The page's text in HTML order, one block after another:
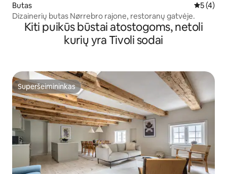
Butas Vidutinis
5 (4)
Dizainerių butas Nørrebro rajone, restoranų gatvėje.
Kiti puikūs būstai atostogoms, netoli
kurių yra Tivoli sodai
Superšeimininkas
Superšeimininkas